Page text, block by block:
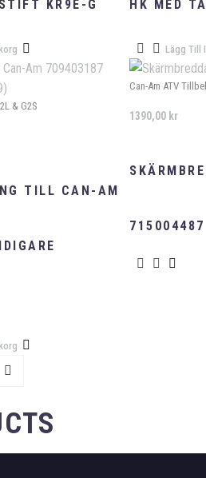
KR9E-G HK MED
Lägg Till
& G2S
TILL CAN-AM
Can-Am ATV
715004487
1390,00 kr